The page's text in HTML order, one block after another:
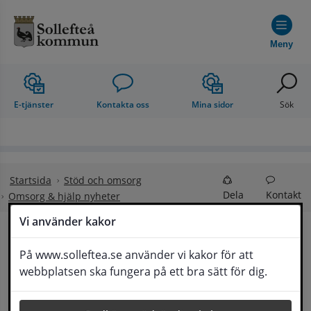
Vi använder kakor
På www.solleftea.se använder vi kakor för att
webbplatsen ska fungera på ett bra sätt för dig.
Meny
E-tjänster Kontakta oss Mina sidor Sök
Startsida
Stöd och omsorg
Omsorg & hjälp nyheter
Dela Kontakt
Nya stödmottagningar
öppnar i Västernorrland